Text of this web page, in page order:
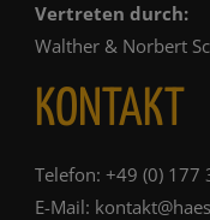
Vertreten durch:
Walther & Norbert
KONTAKT
Telefon: +49 (0) 177
E-Mail: